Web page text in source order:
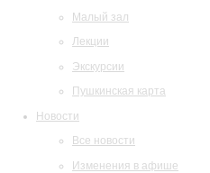
Малый зал
Лекции
Экскурсии
Пушкинская карта
Новости
Все новости
Изменения в афише